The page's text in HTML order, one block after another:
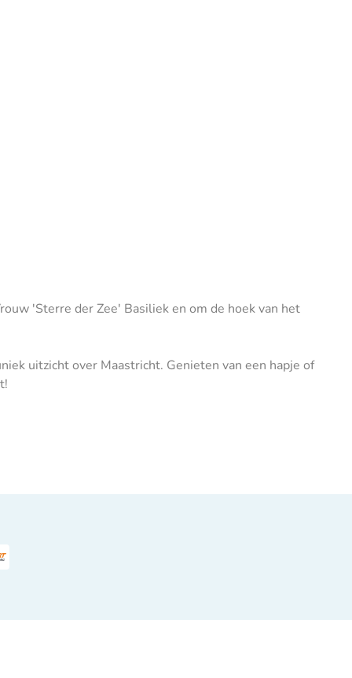
'Sterre der Zee' Basiliek en om de hoek van het
uitzicht over Maastricht. Genieten van een hapje of